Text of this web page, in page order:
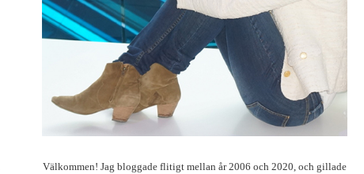
Välkommen! Jag bloggade flitigt mellan år 2006 och 2020, och gillade